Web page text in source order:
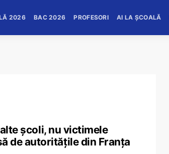
2026 BAC 2026 PROFESORI AI LA ȘCOALĂ
școli, nu victimele
de autoritățile din Franța